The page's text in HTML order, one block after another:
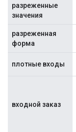
разреженные
значения
разреженная
форма
плотные входы
входной заказ